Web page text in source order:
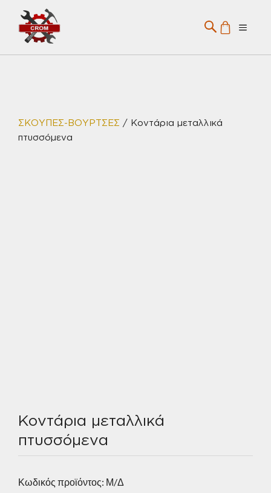
Μετάβαση
περιεχόμενο
Menu
ΣΚΟΥΠΕΣ-ΒΟΥΡΤΣΕΣ / Κοντάρια μεταλλικά
πτυσσόμενα
Κοντάρια μεταλλικά
πτυσσόμενα
Κωδικός προϊόντος: Μ/Δ